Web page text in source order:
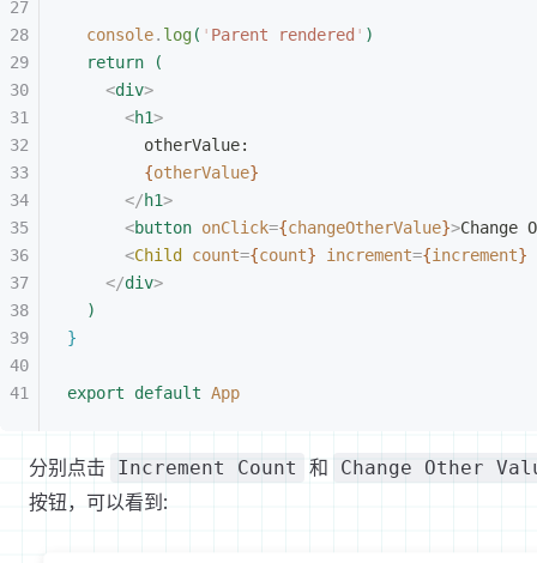
console. log( ' Parent rendered ' )
return
(
<div>
<h1>
otherValue:
{otherValue}
</h1>
<button onClick={changeOtherValue}>Change
<Child count={count} increment={increment}
</div>
)
}
export default App
分别点击 Increment Count 和 Change Other
按钮，可以看到: